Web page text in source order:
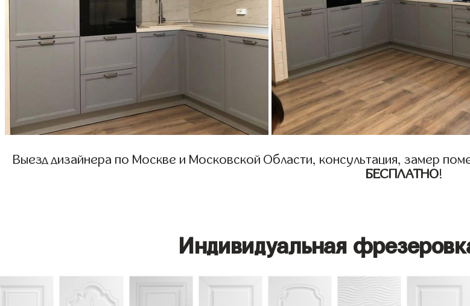
Выезд дизайнера по Москве и Московской Области, консультация, замер
БЕСПЛАТНО!
Индивидуальная